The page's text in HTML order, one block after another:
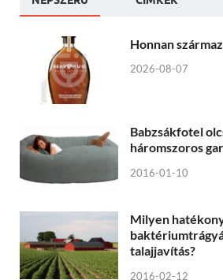
Honnan
2026-08-07
Babzsákfotel
háromszoros
2016-01-10
Milyen
talajjavítás?
2016-02-12